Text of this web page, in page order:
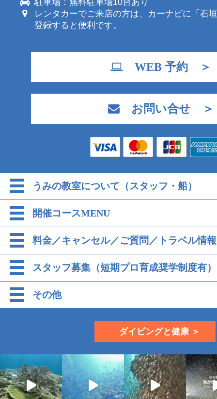
駐車場：無料駐車場10台あり
レンタカーでご来店の方は、カーナビに「石
登録すると便利です。
WEB 予約 ＞
お問い合せ ＞
うみの教室について（スタッフ・船）
開催コースMENU
料金／キャンセル／ご質問／トラベル情報
スタッフ募集（短期プロ育成奨学制度有）
その他
ダイビングと健康 ＞